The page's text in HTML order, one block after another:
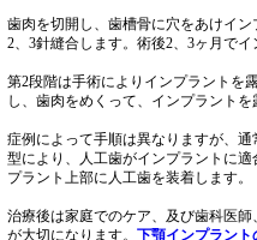
歯肉を切開し、歯槽骨に穴をあけイ
2、3針縫合します。術後2、3ヶ月で
第2段階は手術によりインプラントを
し、歯肉をめくって、インプラントを
症例によって手順は異なりますが、
型により、人工歯がインプラントに
プラント上部に人工歯を装着します。
治療後は家庭でのケア、及び歯科医
が大切になります。 下顎インプラント